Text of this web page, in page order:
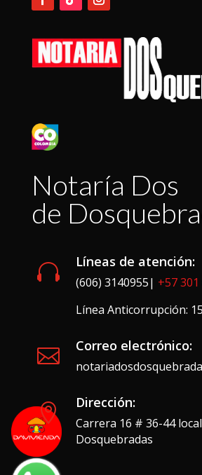
Notaría Dos
de
 Líneas de atención:
(606) 3140955| +57 301
Línea Anticorrupción:
 Correo electrónico:
 Dirección:
Carrera 16 # 36-44
Dosquebradas